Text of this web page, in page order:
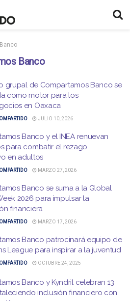
Banco
grupal de Compartamos Banco se
como motor para los
en Oaxaca
JULIO 10, 2026
Banco y el INEA renuevan
para combatir el rezago
en adultos
MARZO 27, 2026
Banco se suma a la Global
2026 para impulsar la
financiera
MARZO 17, 2026
Banco patrocinará equipo de
League para inspirar a la juventud
OCTUBRE 24, 2025
Banco y Kyndril celebran 13
inclusión financiero con